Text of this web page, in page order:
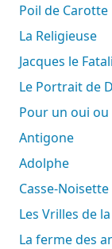
Poil de Carotte
La Religieuse
Jacques le
Le Portrait de
Pour un oui
Antigone
Adolphe
Casse-
Les Vrilles de
La ferme des